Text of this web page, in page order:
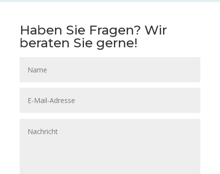
Haben Sie Fragen? Wir
beraten Sie gerne!